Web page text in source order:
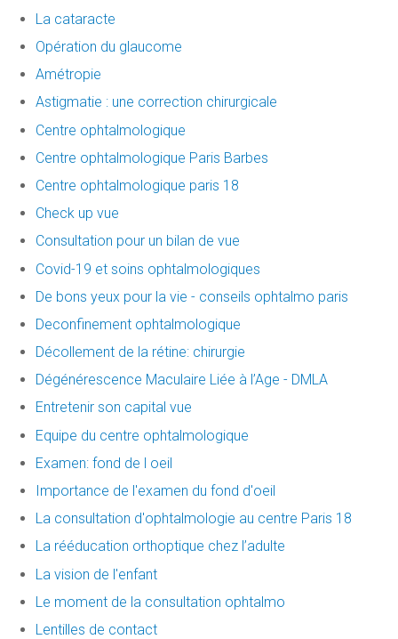
La cataracte
Opération du glaucome
Amétropie
Astigmatie : une correction chirurgicale
Centre ophtalmologique
Centre ophtalmologique Paris Barbes
Centre ophtalmologique paris 18
Check up vue
Consultation pour un bilan de vue
Covid-19 et soins ophtalmologiques
De bons yeux pour la vie - conseils ophtalmo paris
Deconfinement ophtalmologique
Décollement de la rétine: chirurgie
Dégénérescence Maculaire Liée à l’Age - DMLA
Entretenir son capital vue
Equipe du centre ophtalmologique
Examen: fond de l oeil
Importance de l'examen du fond d'oeil
La consultation d'ophtalmologie au centre Paris 18
La rééducation orthoptique chez l’adulte
La vision de l'enfant
Le moment de la consultation ophtalmo
Lentilles de contact